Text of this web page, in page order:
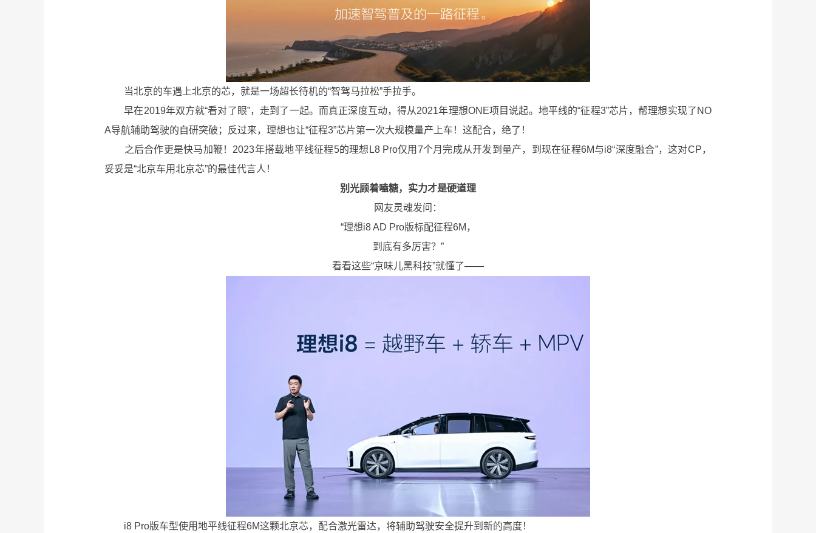
当北京的车遇上北京的芯，就是一场超长待机的“智驾马拉松”手拉手。
早在2019年双方就“看对了眼”，走到了一起。而真正深度互动，得从2021年理想ONE项目说起。地平线的“征程3”芯片，帮理想实现了NO
A导航辅助驾驶的自研突破；反过来，理想也让“征程3”芯片第一次大规模量产上车！这配合，绝了！
之后合作更是快马加鞭！2023年搭载地平线征程5的理想L8 Pro仅用7个月完成从开发到量产，到现在征程6M与i8“深度融合”，这对CP，
妥妥是“北京车用北京芯”的最佳代言人！
别光顾着嗑糖，实力才是硬道理
网友灵魂发问：
“理想i8 AD Pro版标配征程6M，
到底有多厉害？”
看看这些“京味儿黑科技”就懂了——
i8 Pro版车型使用地平线征程6M这颗北京芯，配合激光雷达，将辅助驾驶安全提升到新的高度！